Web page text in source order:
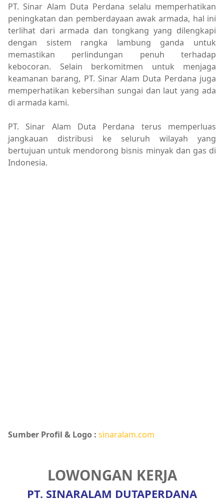
PT. Sinar Alam Duta Perdana selalu memperhatikan
peningkatan dan pemberdayaan awak armada, hal ini
terlihat dari armada dan tongkang yang dilengkapi
dengan sistem rangka lambung ganda untuk
memastikan perlindungan penuh terhadap
kebocoran. Selain berkomitmen untuk menjaga
keamanan barang, PT. Sinar Alam Duta Perdana juga
memperhatikan kebersihan sungai dan laut yang ada
di armada kami.
PT. Sinar Alam Duta Perdana terus memperluas
jangkauan distribusi ke seluruh wilayah yang
bertujuan untuk mendorong bisnis minyak dan gas di
Indonesia.
Sumber Profil & Logo : sinaralam.com
LOWONGAN KERJA
PT. SINARALAM DUTAPERDANA